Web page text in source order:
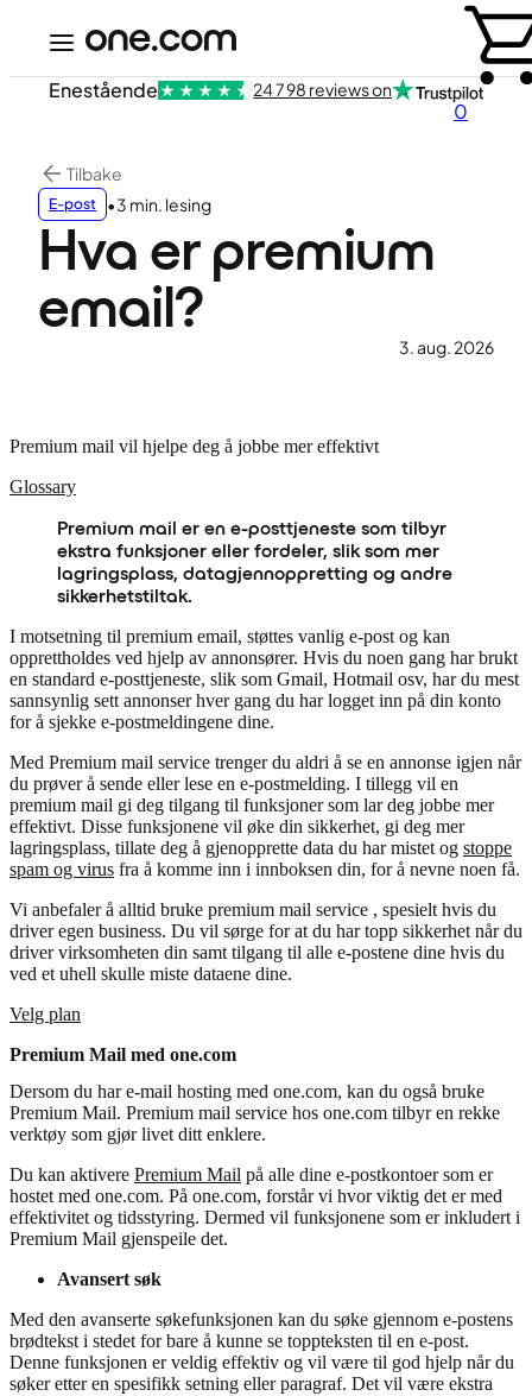
0
Enestående 24 798 reviews on
Tilbake
E-post •3 min. lesing
Hva er premium
email?
3. aug. 2026
Premium mail vil hjelpe deg å jobbe mer effektivt
Glossary
Premium mail er en e-posttjeneste som tilbyr
ekstra funksjoner eller fordeler, slik som mer
lagringsplass, datagjennoppretting og andre
sikkerhetstiltak.
I motsetning til premium email, støttes vanlig e-post og kan
opprettholdes ved hjelp av annonsører. Hvis du noen gang har brukt
en standard e-posttjeneste, slik som Gmail, Hotmail osv, har du mest
sannsynlig sett annonser hver gang du har logget inn på din konto
for å sjekke e-postmeldingene dine.
Med Premium mail service trenger du aldri å se en annonse igjen når
du prøver å sende eller lese en e-postmelding. I tillegg vil en
premium mail gi deg tilgang til funksjoner som lar deg jobbe mer
effektivt. Disse funksjonene vil øke din sikkerhet, gi deg mer
lagringsplass, tillate deg å gjenopprette data du har mistet og stoppe
spam og virus fra å komme inn i innboksen din, for å nevne noen få.
Vi anbefaler å alltid bruke premium mail service , spesielt hvis du
driver egen business. Du vil sørge for at du har topp sikkerhet når du
driver virksomheten din samt tilgang til alle e-postene dine hvis du
ved et uhell skulle miste dataene dine.
Velg plan
Premium Mail med one.com
Dersom du har e-mail hosting med one.com, kan du også bruke
Premium Mail. Premium mail service hos one.com tilbyr en rekke
verktøy som gjør livet ditt enklere.
Du kan aktivere Premium Mail på alle dine e-postkontoer som er
hostet med one.com. På one.com, forstår vi hvor viktig det er med
effektivitet og tidsstyring. Dermed vil funksjonene som er inkludert i
Premium Mail gjenspeile det.
Avansert søk
Med den avanserte søkefunksjonen kan du søke gjennom e-postens
brødtekst i stedet for bare å kunne se toppteksten til en e-post.
Denne funksjonen er veldig effektiv og vil være til god hjelp når du
søker etter en spesifikk setning eller paragraf. Det vil være ekstra